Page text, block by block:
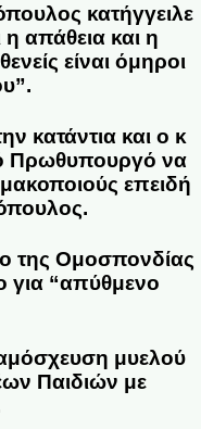
κατήγγειλε
η απάθεια και η
είναι όμηροι
κατάντια και ο κ
Πρωθυπουργό να
επειδή
της Ομοσπονδίας
για “απύθμενο
μυελού
Παιδιών με